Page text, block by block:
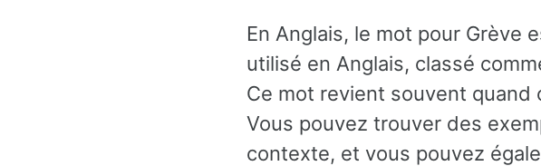
En Anglais, le mot pour Grève
utilisé en Anglais, classé
Ce mot revient souvent quand
Vous pouvez trouver des
contexte, et vous pouvez